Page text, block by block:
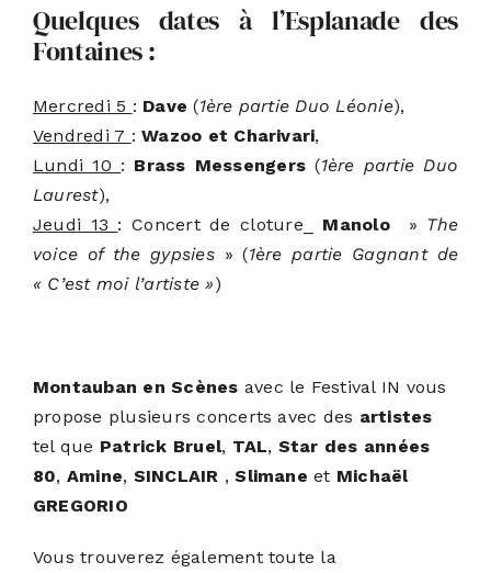
Quelques dates à l’Esplanade des
Fontaines :
Mercredi 5 : Dave (1ère partie Duo Léonie),
Vendredi 7 :Wazoo et Charivari,
Lundi 10 : Brass Messengers (1ère partie Duo
Laurest),
Jeudi 13 : Concert de cloture_ Manolo» The
voice of the gypsies» (1ère partie Gagnant de
« C’est moi l’artiste »)
Montauban en Scènes avec le Festival IN vous
propose plusieurs concerts avec des artistes
tel que Patrick Bruel, TAL, Star des années
80, Amine, SINCLAIR ,Slimane et Michaël
GREGORIO
Vous trouverez également toute la